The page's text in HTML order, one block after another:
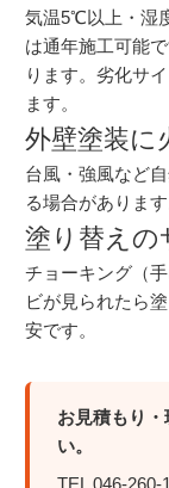
気温5℃以上・湿
は通年施工可能
ります。劣化サ
ます。
外壁塗装に
台風・強風など
る場合がありま
塗り替えの
チョーキング（
ビが見られたら
安です。
お見積もり
い。
TEL 046-260-